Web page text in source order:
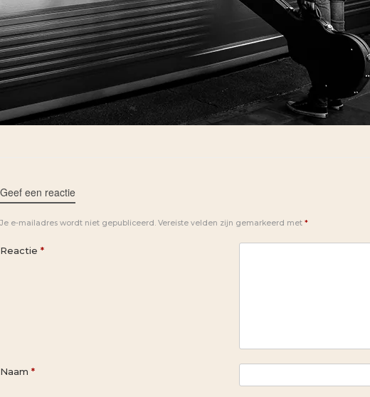
Geef een reactie
Je e-mailadres wordt niet gepubliceerd. Vereiste velden zijn gemarkeerd met *
Reactie *
Naam *